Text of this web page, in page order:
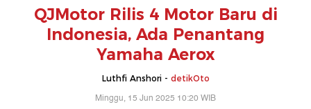
QJMotor Rilis 4 Motor Baru di
Indonesia, Ada Penantang
Yamaha Aerox
Luthfi Anshori - detikOto
Minggu, 15 Jun 2025 10:20 WIB